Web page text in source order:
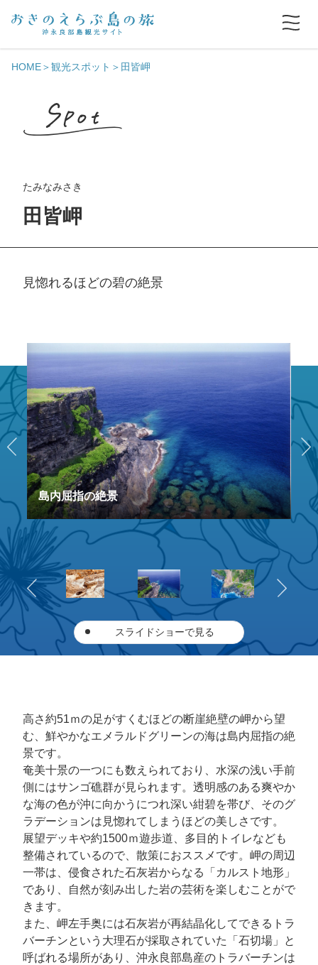
HOME 観光スポット 田皆岬
たみなみさき
田皆岬
見惚れるほどの碧の絶景
島内屈指の絶景
スライドショーで見る
高さ約51ｍの足がすくむほどの断崖絶壁の岬から望
む、鮮やかなエメラルドグリーンの海は島内屈指の絶
景です。
奄美十景の一つにも数えられており、水深の浅い手前
側にはサンゴ礁群が見られます。透明感のある爽やか
な海の色が沖に向かうにつれ深い紺碧を帯び、そのグ
ラデーションは見惚れてしまうほどの美しさです。
展望デッキや約1500ｍ遊歩道、多目的トイレなども
整備されているので、散策におススメです。岬の周辺
一帯は、侵食された石灰岩からなる「カルスト地形」
であり、自然が刻み出した岩の芸術を楽しむことがで
きます。
また、岬左手奥には石灰岩が再結晶化してできるトラ
バーチンという大理石が採取されていた「石切場」と
呼ばれる場所があり、沖永良部島産のトラバーチンは